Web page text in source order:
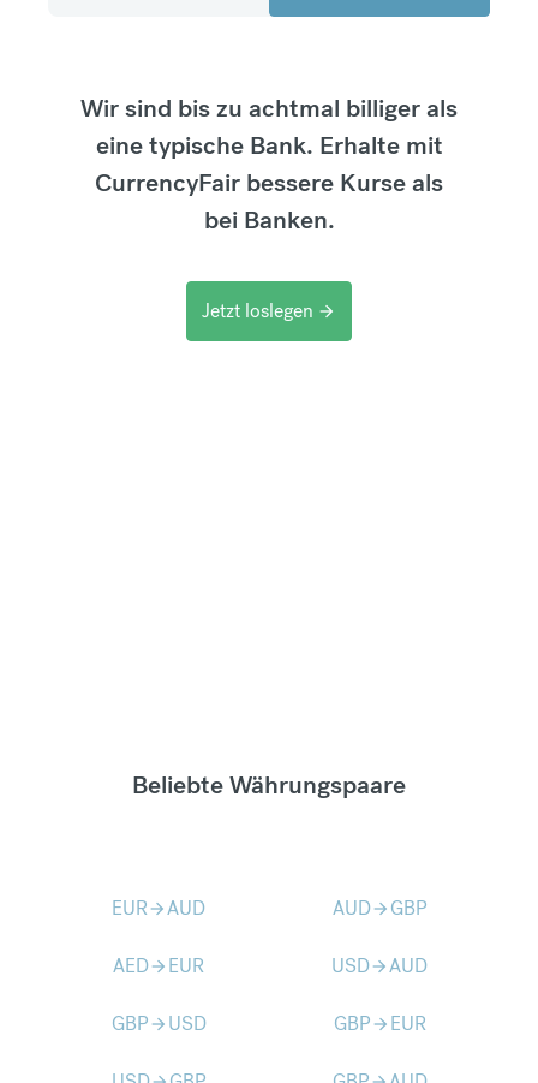
Wir sind bis zu achtmal billiger als
eine typische Bank. Erhalte mit
CurrencyFair bessere Kurse als
bei Banken.
Jetzt loslegen arrow_forward
Beliebte Währungspaare
EURarrow_forwardAUD AUDarrow_forward GBP
AEDarrow_forward EUR USDarrow_forwardAUD
GBParrow_forward USD GBParrow_forward EUR